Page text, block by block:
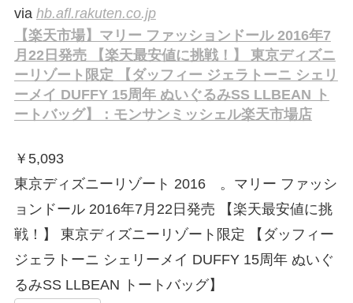
via hb.afl.rakuten.co.jp
【楽天市場】マリー ファッションドール 2016年7
月22日発売 【楽天最安値に挑戦！】 東京ディズニ
ーリゾート限定 【ダッフィー ジェラトーニ シェリ
ーメイ DUFFY 15周年 ぬいぐるみSS LLBEAN ト
ートバッグ】：モンサンミッシェル楽天市場店
￥ 5,093
東京ディズニーリゾート 2016 。マリー ファッシ
ョンドール 2016年7月22日発売 【楽天最安値に挑
戦！】 東京ディズニーリゾート限定 【ダッフィー
ジェラトーニ シェリーメイ DUFFY 15周年 ぬいぐ
るみSS LLBEAN トートバッグ】